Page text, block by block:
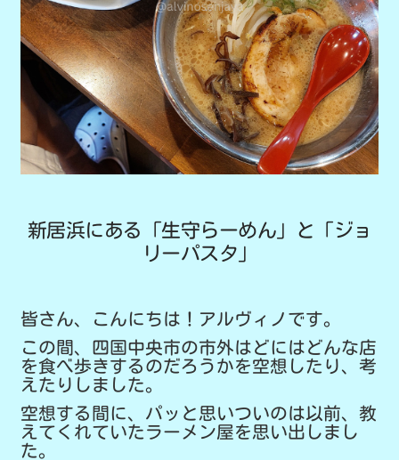
新居浜にある「生守らーめん」と「ジョ
リーパスタ」
皆さん、こんにちは！アルヴィノです。
この間、四国中央市の市外はどにはどんな店
を食べ歩きするのだろうかを空想したり、考
えたりしました。
空想する間に、パッと思いついのは以前、教
えてくれていたラーメン屋を思い出しまし
た。